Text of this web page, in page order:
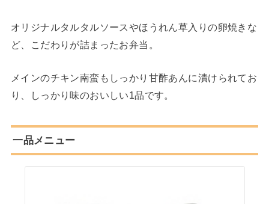
オリジナルタルタルソースやほうれん草入りの卵焼きな
ど、こだわりが詰まったお弁当。
メインのチキン南蛮もしっかり甘酢あんに漬けられてお
り、しっかり味のおいしい1品です。
一品メニュー